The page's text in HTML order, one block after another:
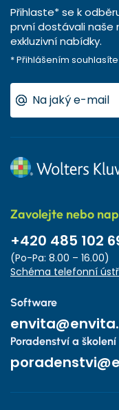
Přihlaste* se k
první dostávali naše
exkluzivní nabídky.
* Přihlášením
Zavolejte nebo
+420 485 102
(Po-Pa: 8.00 – 16.00)
Schéma telefonní
Software
Poradenství a školení